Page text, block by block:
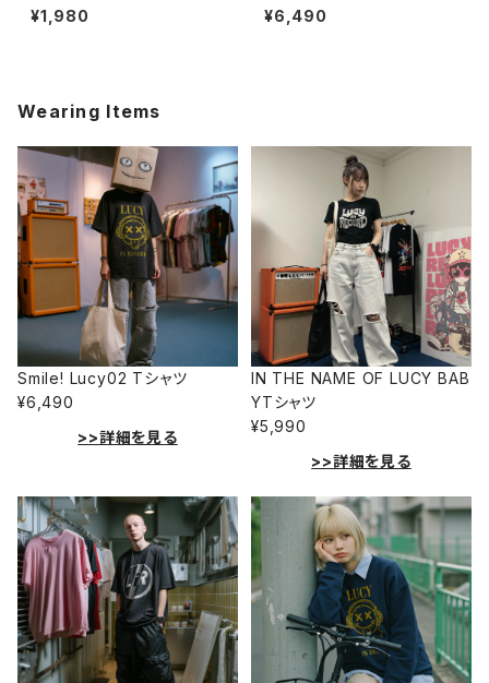
218014
¥1,980
ャツ 1014-230221121
¥6,490
Wearing Items
Smile! Lucy02 Tシャツ
¥6,490
>>詳細を見る
IN THE NAME OF LUCY BAB
YTシャツ
¥5,990
>>詳細を見る